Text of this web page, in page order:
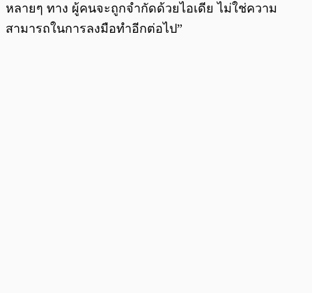
หลายๆ ทาง ผู้คนจะถูกจำกัดด้วยไอเดีย ไม่ใช่ความ
สามารถในการลงมือทำอีกต่อไป”